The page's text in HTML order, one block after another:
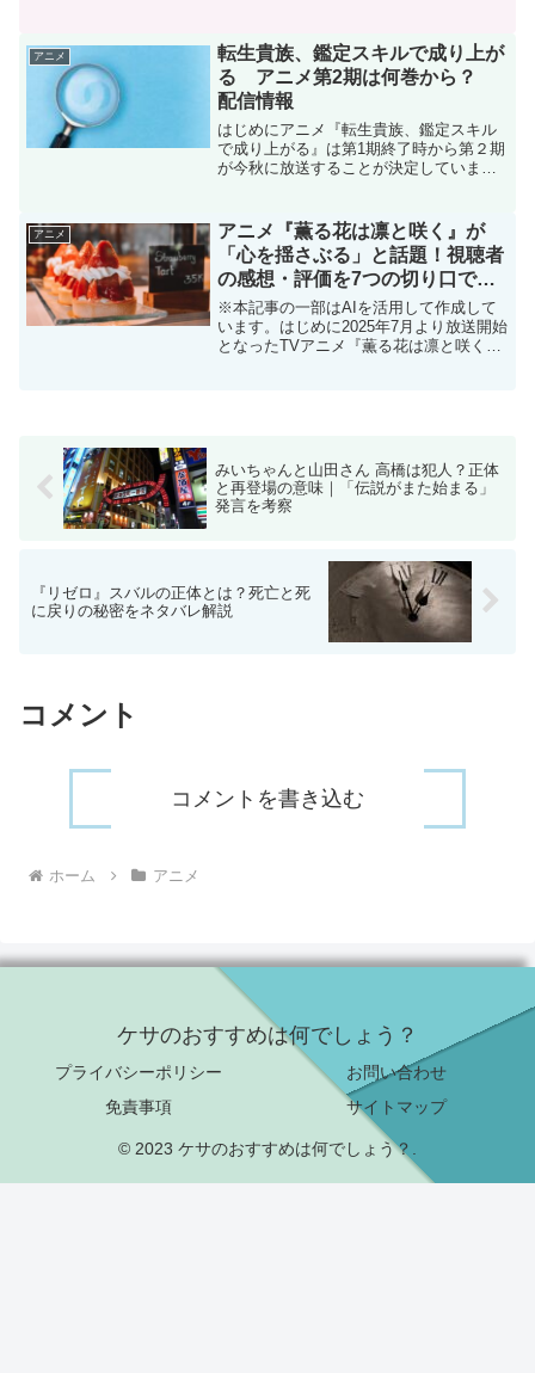
中心に「障害描写が偏見を助長するので
はな...
アニメ
転生貴族、鑑定スキルで成り上が
る アニメ第2期は何巻から？
配信情報
はじめにアニメ『転生貴族、鑑定スキル
で成り上がる』は第1期終了時から第２期
が今秋に放送することが決定していまし
ます。この記事を読めば第2期がより楽し
めるようになります...
アニメ
アニメ『薫る花は凛と咲く』が
「心を揺さぶる」と話題！視聴者
の感想・評価を7つの切り口で徹
底解説【第1〜5話】
※本記事の一部はAIを活用して作成して
います。はじめに2025年7月より放送開始
となったTVアニメ『薫る花は凛と咲く』
みいちゃんと山田さん 高橋は犯人？正体
と再登場の意味｜「伝説がまた始まる」
発言を考察
『リゼロ』スバルの正体とは？死亡と死
に戻りの秘密をネタバレ解説
コメント
コメントを書き込む
ホーム アニメ
ケサのおすすめは何でしょう？
プライバシーポリシー
お問い合わせ
免責事項
サイトマップ
© 2023 ケサのおすすめは何でしょう？.